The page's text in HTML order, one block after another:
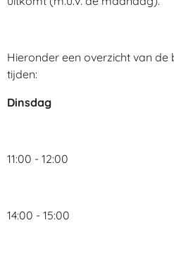
Hieronder een overzicht van
tijden:
Dinsdag
11:00 - 12:00
14:00 - 15:00